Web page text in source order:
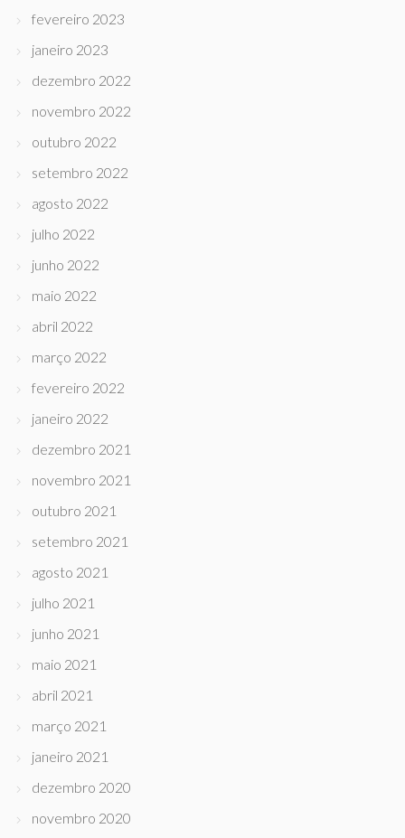
fevereiro 2023
janeiro 2023
dezembro 2022
novembro 2022
outubro 2022
setembro 2022
agosto 2022
julho 2022
junho 2022
maio 2022
abril 2022
março 2022
fevereiro 2022
janeiro 2022
dezembro 2021
novembro 2021
outubro 2021
setembro 2021
agosto 2021
julho 2021
junho 2021
maio 2021
abril 2021
março 2021
janeiro 2021
dezembro 2020
novembro 2020